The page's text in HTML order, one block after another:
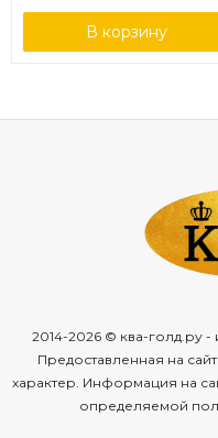
В корзину
2014-2026 © ква-голд.ру
Предоставленная на
характер. Информация на
определяемой